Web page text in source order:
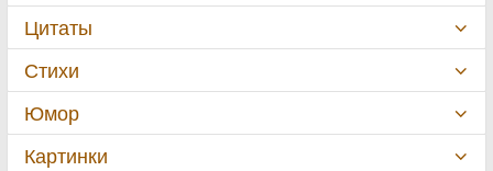
Цитаты
Стихи
Юмор
Картинки